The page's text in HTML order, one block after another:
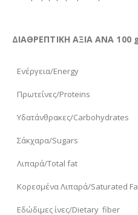
ΔΙΑΘΡΕΠΤΙΚΗ ΑΞΙΑ ΑΝΑ 100
Ενέργεια/Energy
Πρωτεΐνες/Proteins
Υδατάνθρακες/Carbohydrates
Σάκχαρα/Sugars
Λιπαρά/Total fat
Κορεσμένα Λιπαρά/Saturated
Εδώδιμες ίνες/Dietary fiber